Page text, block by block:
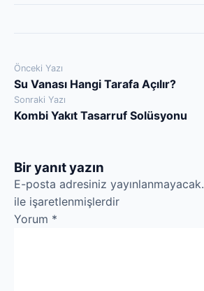
Yazı
gezinmesi
Önceki Yazı
Su Vanası Hangi Tarafa Açılır?
Sonraki Yazı
Kombi Yakıt Tasarruf Solüsyonu
Bir yanıt yazın
E-posta adresiniz yayınlanmayacak.
ile işaretlenmişlerdir
Yorum *